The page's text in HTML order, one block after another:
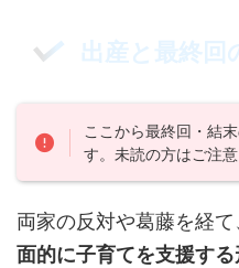
出産と最終回
ここから最終回・結
す。未読の方はご注意
両家の反対や葛藤を経
面的に子育てを支援す